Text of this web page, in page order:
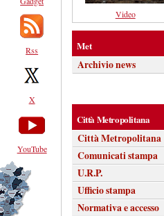
Rss
X
YouTube
Video
Met
Archivio news
Città Metropolitana
Città Metropolitana
Comunicati stampa
U.R.P.
Ufficio stampa
Normativa e accesso